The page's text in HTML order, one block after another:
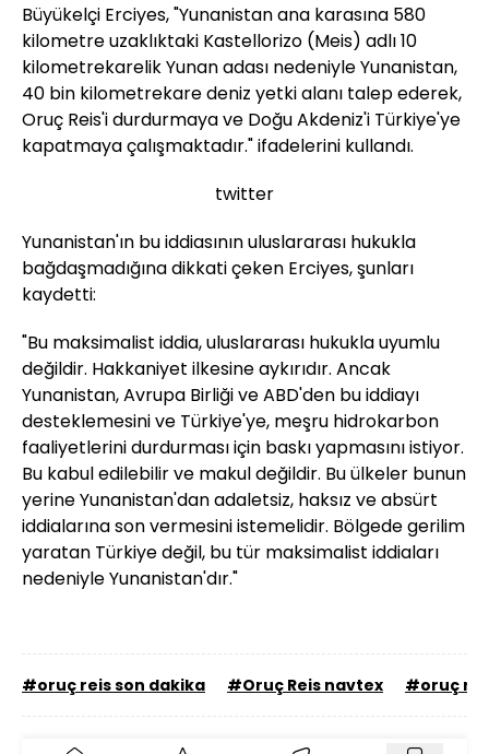
Büyükelçi Erciyes, "Yunanistan ana karasına 580
kilometre uzaklıktaki Kastellorizo (Meis) adlı 10
kilometrekarelik Yunan adası nedeniyle Yunanistan,
40 bin kilometrekare deniz yetki alanı talep ederek,
Oruç Reis'i durdurmaya ve Doğu Akdeniz'i Türkiye'ye
kapatmaya çalışmaktadır." ifadelerini kullandı.
twitter
Yunanistan'ın bu iddiasının uluslararası hukukla
bağdaşmadığına dikkati çeken Erciyes, şunları
kaydetti:
"Bu maksimalist iddia, uluslararası hukukla uyumlu
değildir. Hakkaniyet ilkesine aykırıdır. Ancak
Yunanistan, Avrupa Birliği ve ABD'den bu iddiayı
desteklemesini ve Türkiye'ye, meşru hidrokarbon
faaliyetlerini durdurması için baskı yapmasını istiyor.
Bu kabul edilebilir ve makul değildir. Bu ülkeler bunun
yerine Yunanistan'dan adaletsiz, haksız ve absürt
iddialarına son vermesini istemelidir. Bölgede gerilim
yaratan Türkiye değil, bu tür maksimalist iddiaları
nedeniyle Yunanistan'dır."
#oruç reis son dakika #Oruç Reis navtex #oruç